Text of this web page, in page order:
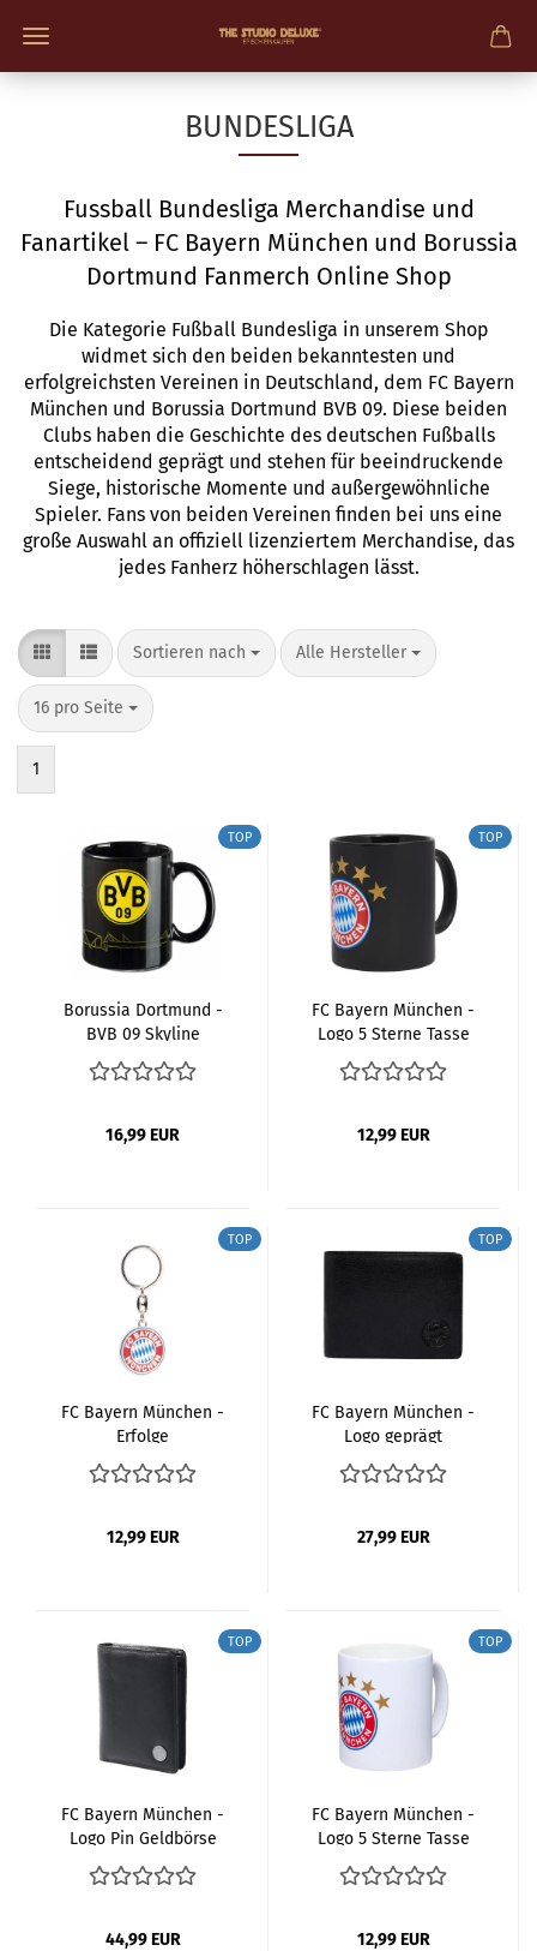
BUNDESLIGA
Fussball Bundesliga Merchandise und
Fanartikel – FC Bayern München und Borussia
Dortmund Fanmerch Online Shop
Die Kategorie Fußball Bundesliga in unserem Shop
widmet sich den beiden bekanntesten und
erfolgreichsten Vereinen in Deutschland, dem FC Bayern
München und Borussia Dortmund BVB 09. Diese beiden
Clubs haben die Geschichte des deutschen Fußballs
entscheidend geprägt und stehen für beeindruckende
Siege, historische Momente und außergewöhnliche
Spieler. Fans von beiden Vereinen finden bei uns eine
große Auswahl an offiziell lizenziertem Merchandise, das
jedes Fanherz höherschlagen lässt.
Sortieren nach
Sortieren nach Alle Hersteller
pro Seite
16 pro Seite
pro Seite
1
TOP
Borussia Dortmund -
BVB 09 Skyline
Thermoeffekt Tasse
16,99 EUR
TOP
FC Bayern München -
Logo 5 Sterne Tasse
Schwarz
12,99 EUR
TOP
FC Bayern München -
Erfolge
Schlüsselanhänger
12,99 EUR
TOP
FC Bayern München -
Logo geprägt
Geldbörse
27,99 EUR
TOP
FC Bayern München -
Logo Pin Geldbörse
44,99 EUR
TOP
FC Bayern München -
Logo 5 Sterne Tasse
Weiss
12,99 EUR